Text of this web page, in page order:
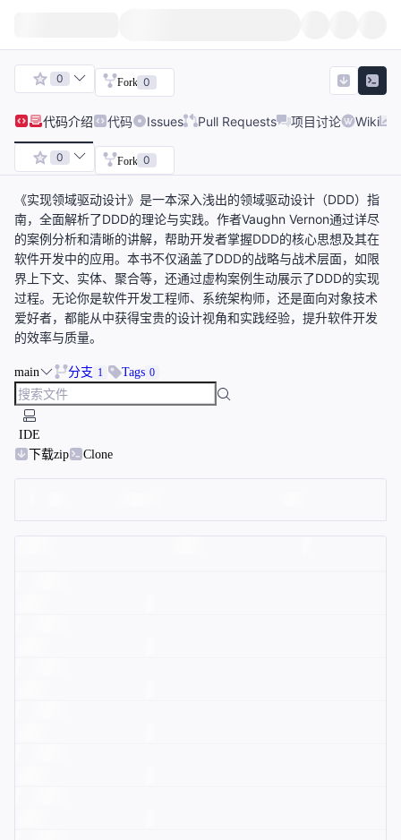
0 Fork 0
代码介绍 代码 Issues Pull Requests 项目讨论 Wiki
0 Fork 0
《实现领域驱动设计》是一本深入浅出的领域驱动设计（DDD）指
南，全面解析了DDD的理论与实践。作者Vaughn Vernon通过详尽
的案例分析和清晰的讲解，帮助开发者掌握DDD的核心思想及其在
软件开发中的应用。本书不仅涵盖了DDD的战略与战术层面，如限
界上下文、实体、聚合等，还通过虚构案例生动展示了DDD的实现
过程。无论你是软件开发工程师、系统架构师，还是面向对象技术
爱好者，都能从中获得宝贵的设计视角和实践经验，提升软件开发
的效率与质量。
main 分支 1 Tags 0
IDE
下载zip
Clone